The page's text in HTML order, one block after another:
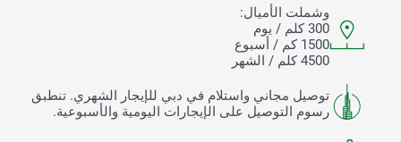
وشملت الأميال:
300 كلم / يوم
1500 كم / أسبوع
4500 كلم / الشهر
توصيل مجاني واستلام في دبي للإيجار الشهري. تنطبق
رسوم التوصيل على الإيجارات اليومية والأسبوعية.